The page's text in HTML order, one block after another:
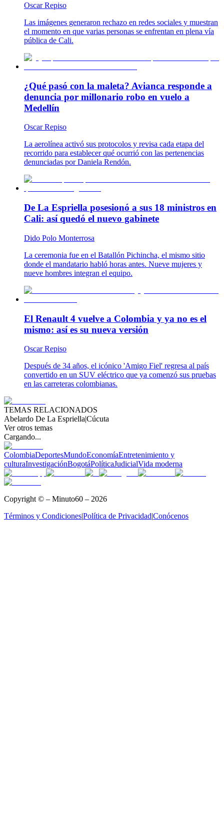
Oscar Repiso
Las imágenes generaron rechazo en redes sociales y muestran
el momento en que varias personas se enfrentan en plena vía
pública de Cali.
¿Qué pasó con la maleta? Avianca responde a
denuncia por millonario robo en vuelo a
Medellín
Oscar Repiso
La aerolínea activó sus protocolos y revisa cada etapa del
recorrido para establecer qué ocurrió con las pertenencias
denunciadas por Daniela Rendón.
De La Espriella posesionó a sus 18 ministros en
Cali: así quedó el nuevo gabinete
Dido Polo Monterrosa
La ceremonia fue en el Batallón Pichincha, el mismo sitio
donde el mandatario habló horas antes. Nueve mujeres y
nueve hombres integran el equipo.
El Renault 4 vuelve a Colombia y ya no es el
mismo: así es su nueva versión
Oscar Repiso
Después de 34 años, el icónico 'Amigo Fiel' regresa al país
convertido en un SUV eléctrico que ya comenzó sus pruebas
en las carreteras colombianas.
TEMAS RELACIONADOS
Abelardo De La Espriella|Cúcuta
Ver otros temas
Cargando...
ColombiaDeportesMundoEconomíaEntretenimiento y
culturaInvestigaciónBogotáPolíticaJudicialVida moderna
Copyright © – Minuto60 – 2026
Términos y Condiciones|Política de Privacidad|Conócenos